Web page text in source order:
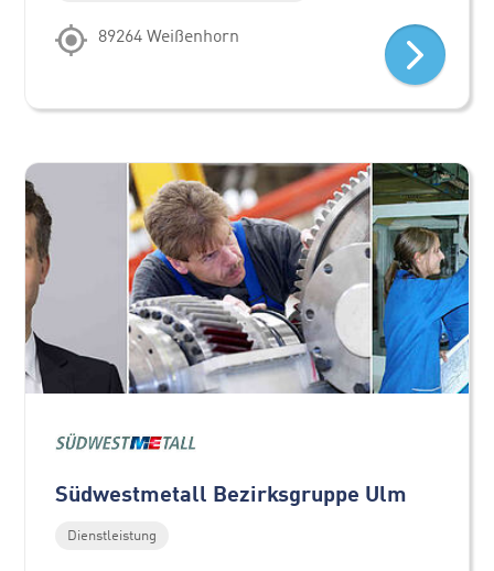
89264 Weißenhorn
Südwestmetall Bezirksgruppe Ulm
Dienstleistung